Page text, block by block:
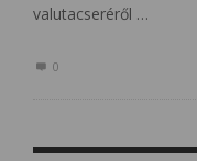
valutacseréről …
0